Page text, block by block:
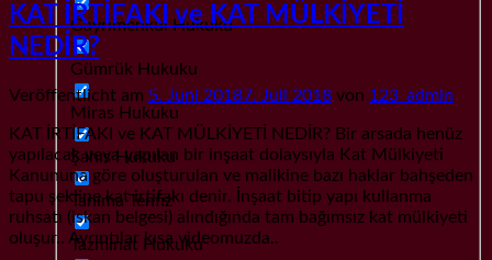
Gayrımenkul Hukuku
Gümrük Hukuku
Miras Hukuku
Şahıs Hukuku
Tanıma Tenfiz
Tazminat Hukuku
KAT İRTİFAKI ve KAT MÜLKİYETİ
NEDİR?
Veröffentlicht am 5. Juni 20187. Juli 2018 von 123_admin
KAT İRTİFAKI ve KAT MÜLKİYETİ NEDİR? Bir arsada henüz
yapılacak veya yapılan bir inşaat dolaysıyla Kat Mülkiyeti
Kanununa göre oluşturulan ve malikine bazı haklar bahşeden
tapu şekline kat irtifakı denir. İnşaat bitip yapı kullanma
ruhsatı (iskan belgesi) alındığında tam bağımsız kat mülkiyeti
oluşur.. Ayrıntılar kısa videomuzda..